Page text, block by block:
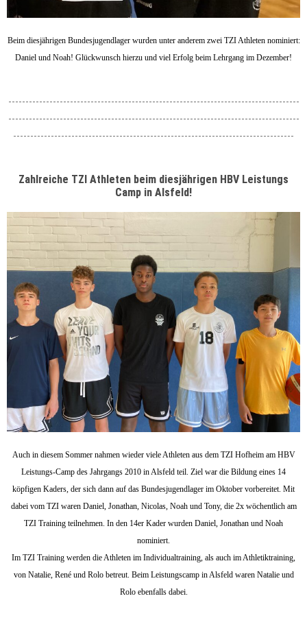
Beim diesjährigen Bundesjugendlager wurden unter anderem zwei TZI Athleten nominiert:
Daniel und Noah! Glückwunsch hierzu und viel Erfolg beim Lehrgang im Dezember!
-------------------------------------------------------------------------------------
-------------------------------------------------------------------------------------
----------------------------------------------------------------------------------
Zahlreiche TZI Athleten beim diesjährigen HBV Leistungs
Camp in Alsfeld!
Auch in diesem Sommer nahmen wieder viele Athleten aus dem TZI Hofheim am HBV
Leistungs-Camp des Jahrgangs 2010 in Alsfeld teil. Ziel war die Bildung eines 14
köpfigen Kaders, der sich dann auf das Bundesjugendlager im Oktober vorbereitet. Mit
dabei vom TZI waren Daniel, Jonathan, Nicolas, Noah und Tony, die 2x wöchentlich am
TZI Training teilnehmen. In den 14er Kader wurden Daniel, Jonathan und Noah
nominiert.
Im TZI Training werden die Athleten im Individualtraining, als auch im Athletiktraining,
von Natalie, René und Rolo betreut. Beim Leistungscamp in Alsfeld waren Natalie und
Rolo ebenfalls dabei.